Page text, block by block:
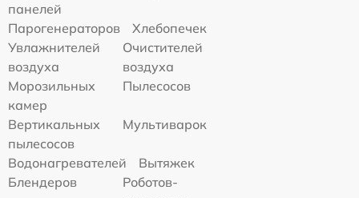
панелей
Парогенераторов
Хлебопечек
Увлажнителей
воздуха
Очистителей
воздуха
Морозильных
камер
Пылесосов
Вертикальных
пылесосов
Мультиварок
Водонагревателей
Вытяжек
Блендеров
Роботов-